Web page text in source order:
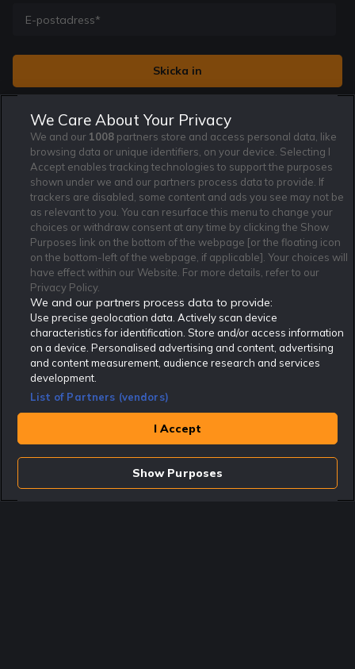
Jag vill få nyhetsbrev från Rekatochklart och jag är 18+. Regler
och villkor gäller. *
Rekatochklart.com är Sveriges ledande betting-community. 2017 nominerades
Rekatochklart som en av världens bästa spelinformations-sajter på spelbranschens egen
Oscarsgala EGR Awards.
Rekatochklart är oberoende och ej knutet till något specifikt spelbolag. Här hittar du
speltips, unika insättningsbonusar och erbjudanden från de största och mest seriösa
spelbolagen. En spelbok, spelskola, information om skador och avstängningar samt vårt
populära klotterplank.
Har du några frågor är du välkommen att
kontakta oss
Spela ansvarsfullt. Åldersgränsen för spel är 18+ Har ditt spelande blivit ett
problem? Kontakta stödlinjen på 020-81 91 00. Odds kan ändras. Alla odds var
korrekta vid den tidpunkt de publicerades. Spel utan konto innebär att man
Affiliate Modell
Om Rekatochklart
Kontakta oss
Redaktionen
Ansvarsfullt Spelande
F.A.Q
Nyhetsarkiv
Redaktionell policy
Cookie Policy
Användarvilkor
Integritetspolicy
Rekatochklart shop
We Care About Your Privacy
We and our 1008 partners store and access personal data, like
browsing data or unique identifiers, on your device. Selecting I
Accept enables tracking technologies to support the purposes
shown under we and our partners process data to provide. If
trackers are disabled, some content and ads you see may not be
as relevant to you. You can resurface this menu to change your
choices or withdraw consent at any time by clicking the Show
Purposes link on the bottom of the webpage [or the floating icon
on the bottom-left of the webpage, if applicable]. Your choices will
have effect within our Website. For more details, refer to our
Privacy Policy.
We and our partners process data to provide:
Use precise geolocation data. Actively scan device
characteristics for identification. Store and/or access information
on a device. Personalised advertising and content, advertising
and content measurement, audience research and services
development.
List of Partners (vendors)
I Accept
Show Purposes